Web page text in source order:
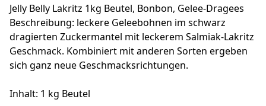
Jelly Belly Lakritz 1kg Beutel, Bonbon, Gelee-Dragees
Beschreibung: leckere Geleebohnen im schwarz
dragierten Zuckermantel mit leckerem Salmiak-Lakritz
Geschmack. Kombiniert mit anderen Sorten ergeben
sich ganz neue Geschmacksrichtungen.
Inhalt: 1 kg Beutel